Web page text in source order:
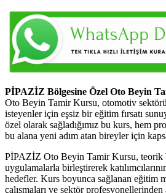
PİPAZİZ Bölgesine Özel Oto Beyin
Oto Beyin Tamir Kursu, otomotiv
isteyenler için eşsiz bir eğitim fırsatı
özel olarak sağladığımız bu kurs, hem
bu alana yeni adım atan bireyler için
PİPAZİZ Oto Beyin Tamir Kursu,
uygulamalarla birleştirerek
hedefler. Kurs boyunca sağlanan eğitim
çalışmaları ve sektör profesyonellerinden